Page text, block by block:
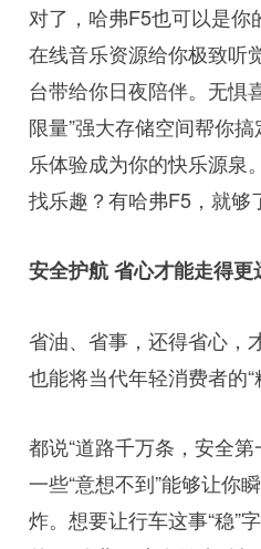
对了，哈弗F5也可以是
在线音乐资源给你极致听
台带给你日夜陪伴。无惧
限量”强大存储空间帮你
乐体验成为你的快乐源泉
找乐趣？有哈弗F5，就够
安全护航 省心才能走得更
省油、省事，还得省心，
也能将当代年轻消费者的“
都说“道路千万条，安全
一些“意想不到”能够让你
炸。想要让行车这事“稳”